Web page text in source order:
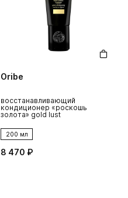
Oribe
восстанавливающий
кондиционер «роскошь
золота» gold lust
200 мл
8 470 ₽